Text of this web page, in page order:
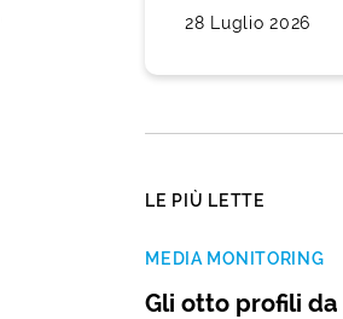
28 Luglio 2026
LE PIÙ LETTE
MEDIA MONITORING
Gli otto profili